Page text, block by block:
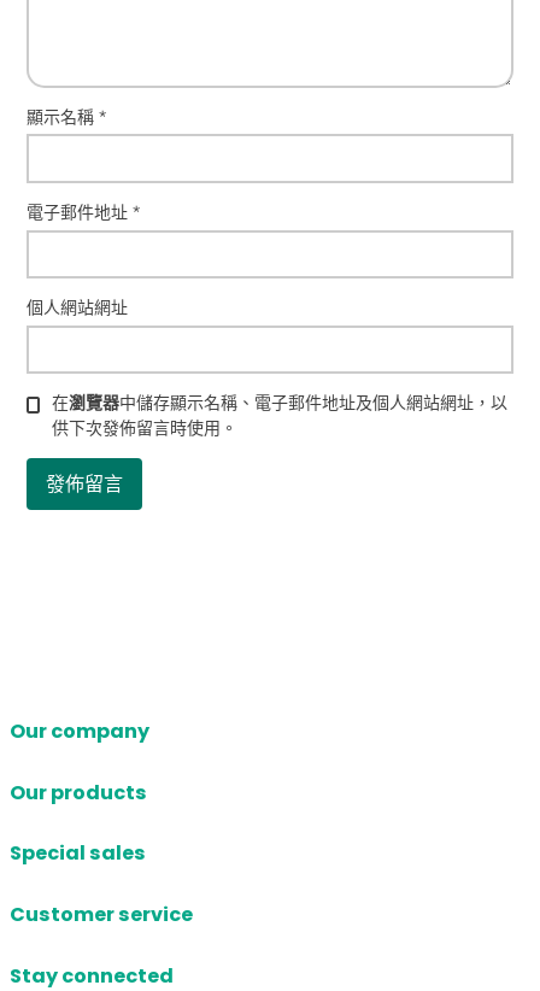
顯示名稱*
電子郵件地址*
個人網站網址
在瀏覽器中儲存顯示名稱、電子郵件地址及個人網站網址，以
供下次發佈留言時使用。
Our company
Our products
Special sales
Customer service
Stay connected